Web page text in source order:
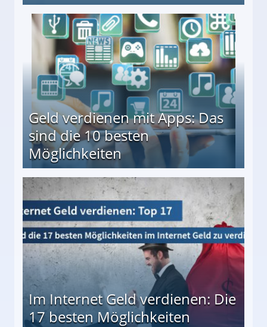
↻ Täglich neue Produkttests
Geld verdienen mit Apps: Das
sind die 10 besten
Möglichkeiten
besten Möglichkeiten
Im Internet Geld verdienen: Die
17 besten Möglichkeiten